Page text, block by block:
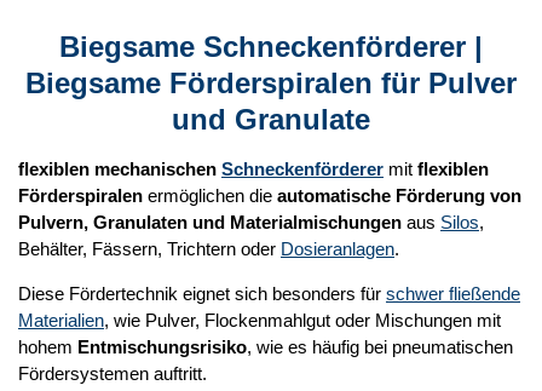
Biegsame Schneckenförderer |
Biegsame Förderspiralen für Pulver
und Granulate
flexiblen mechanischen Schneckenförderer mit flexiblen
Förderspiralen ermöglichen die automatische Förderung von
Pulvern, Granulaten und Materialmischungen aus Silos,
Behälter, Fässern, Trichtern oder Dosieranlagen.
Diese Fördertechnik eignet sich besonders für schwer fließende
Materialien, wie Pulver, Flockenmahlgut oder Mischungen mit
hohem Entmischungsrisiko, wie es häufig bei pneumatischen
Fördersystemen auftritt.